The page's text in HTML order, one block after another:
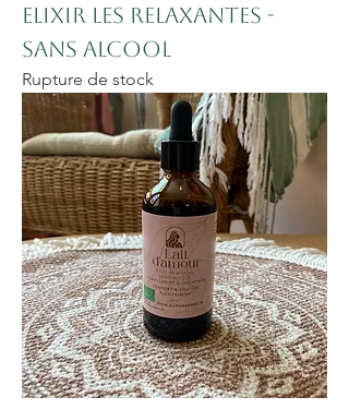
Elixir Les relaxantes -
sans alcool
Rupture de stock